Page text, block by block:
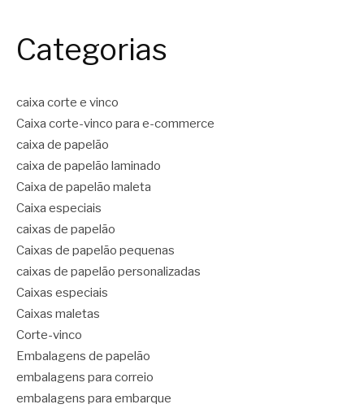
Categorias
caixa corte e vinco
Caixa corte-vinco para e-commerce
caixa de papelão
caixa de papelão laminado
Caixa de papelão maleta
Caixa especiais
caixas de papelão
Caixas de papelão pequenas
caixas de papelão personalizadas
Caixas especiais
Caixas maletas
Corte-vinco
Embalagens de papelão
embalagens para correio
embalagens para embarque